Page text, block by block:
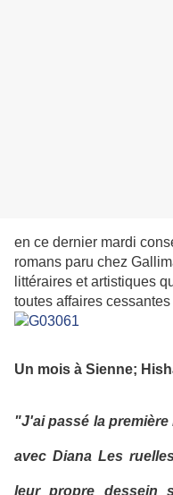
en ce dernier mardi
romans paru chez
littéraires et artistiques
toutes affaires cessantes
Un mois à Sienne;
"J'ai passé la
avec Diana Les
leur propre dessein